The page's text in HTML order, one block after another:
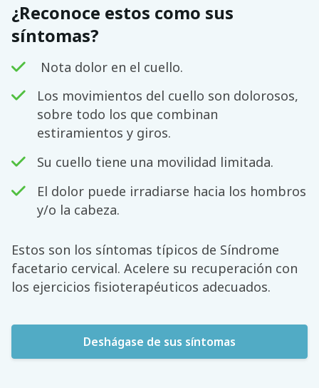
¿Reconoce estos como sus
síntomas?
Nota dolor en el cuello.
Los movimientos del cuello son dolorosos,
sobre todo los que combinan
estiramientos y giros.
Su cuello tiene una movilidad limitada.
El dolor puede irradiarse hacia los hombros
y/o la cabeza.
Estos son los síntomas típicos de Síndrome
facetario cervical. Acelere su recuperación con
los ejercicios fisioterapéuticos adecuados.
Deshágase de sus síntomas